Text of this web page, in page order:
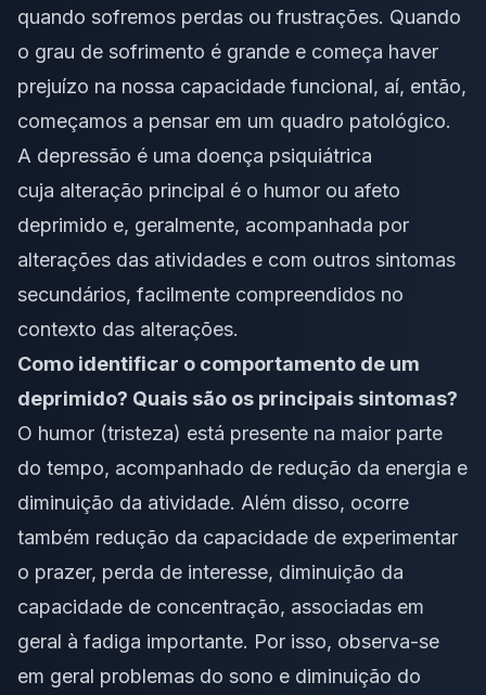
quando sofremos perdas ou frustrações. Quando
o grau de sofrimento é grande e começa haver
prejuízo na nossa capacidade funcional, aí, então,
começamos a pensar em um quadro patológico.
A depressão é uma doença psiquiátrica
cuja alteração principal é o humor ou afeto
deprimido e, geralmente, acompanhada por
alterações das atividades e com outros sintomas
secundários, facilmente compreendidos no
contexto das alterações.
Como identificar o comportamento de um
deprimido? Quais são os principais sintomas?
O humor (tristeza) está presente na maior parte
do tempo, acompanhado de redução da energia e
diminuição da atividade. Além disso, ocorre
também redução da capacidade de experimentar
o prazer, perda de interesse, diminuição da
capacidade de concentração, associadas em
geral à fadiga importante. Por isso, observa-se
em geral problemas do sono e diminuição do